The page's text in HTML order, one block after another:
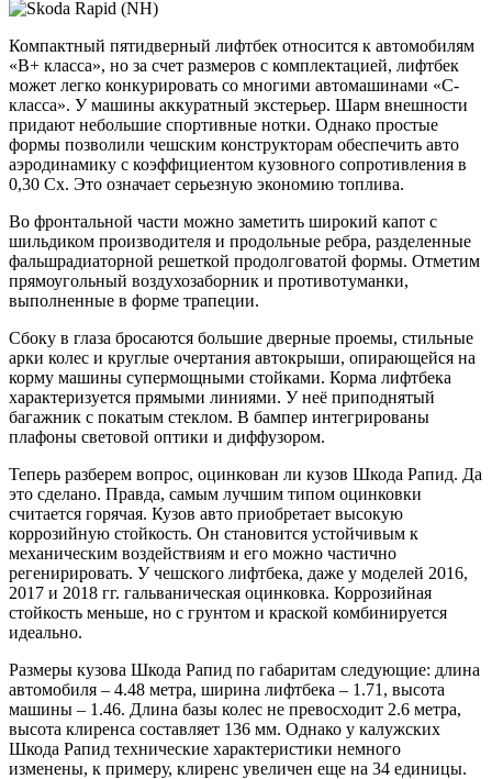
Компактный пятидверный лифтбек относится к автомобилям
«B+ класса», но за счет размеров с комплектацией, лифтбек
может легко конкурировать со многими автомашинами «C-
класса». У машины аккуратный экстерьер. Шарм внешности
придают небольшие спортивные нотки. Однако простые
формы позволили чешским конструкторам обеспечить авто
аэродинамику с коэффициентом кузовного сопротивления в
0,30 Сх. Это означает серьезную экономию топлива.
Во фронтальной части можно заметить широкий капот с
шильдиком производителя и продольные ребра, разделенные
фальшрадиаторной решеткой продолговатой формы. Отметим
прямоугольный воздухозаборник и противотуманки,
выполненные в форме трапеции.
Сбоку в глаза бросаются большие дверные проемы, стильные
арки колес и круглые очертания автокрыши, опирающейся на
корму машины супермощными стойками. Корма лифтбека
характеризуется прямыми линиями. У неё приподнятый
багажник с покатым стеклом. В бампер интегрированы
плафоны световой оптики и диффузором.
Теперь разберем вопрос, оцинкован ли кузов Шкода Рапид. Да
это сделано. Правда, самым лучшим типом оцинковки
считается горячая. Кузов авто приобретает высокую
коррозийную стойкость. Он становится устойчивым к
механическим воздействиям и его можно частично
регенирировать. У чешского лифтбека, даже у моделей 2016,
2017 и 2018 гг. гальваническая оцинковка. Коррозийная
стойкость меньше, но с грунтом и краской комбинируется
идеально.
Размеры кузова Шкода Рапид по габаритам следующие: длина
автомобиля – 4.48 метра, ширина лифтбека – 1.71, высота
машины – 1.46. Длина базы колес не превосходит 2.6 метра,
высота клиренса составляет 136 мм. Однако у калужских
Шкода Рапид технические характеристики немного
изменены, к примеру, клиренс увеличен еще на 34 единицы.